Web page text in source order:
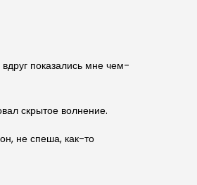
показались мне чем-
скрытое волнение.
не спеша, как-то